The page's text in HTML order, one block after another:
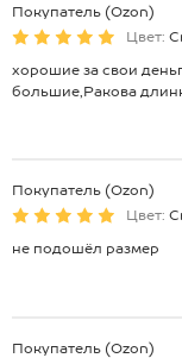
Покупатель (Ozon)
Цвет:
хорошие за свои
большие,Ракова
Покупатель (Ozon)
Цвет:
не подошёл размер
Покупатель (Ozon)